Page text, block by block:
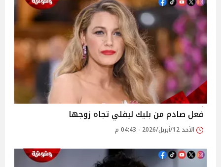
فعل صادم من بليك ليفلي تجاه زوجها
الأحد 12/أبريل/2026 - 04:43 م